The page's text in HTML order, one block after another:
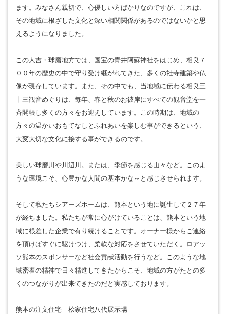
ます。みなさん親切で、心優しい方ばかりなのですが、これは、
その地域に根ざした文化と深い相関関係があるのではないかと思
えるようになりました。
この人吉・球磨地方では、国宝の青井阿蘇神社をはじめ、相良７
００年の歴史の中で守り受け継がれてきた、多くの社寺建築や仏
像が現存しています。また、その中でも、当地域に伝わる相良三
十三観音めぐりは、毎年、春と秋のお彼岸にすべての観音堂を一
斉開帳し多くの方々をお迎えしています。この時期は、地域の
方々の温かいおもてなしとふれあいを楽しむ事ができるという、
大変大切な文化に接する事ができるのです。
美しい球磨川や川辺川。または、季節を感じる山々など。このよ
うな環境こそ、心豊かな人間の基本かな～と感じさせられます。
そして私たちシアーズホームは、熊本という地に誕生して２７年
が経ちました。私たちが常に心がけていることは、熊本という地
域に根差した企業で有り続けることです。オーナー様からご連絡
を頂けばすぐに駆けつけ、柔軟な対応をさせていただく。ロアッ
ソ熊本のスポンサーなど社会貢献活動を行うなど。このような地
域密着の精神で日々精進してきたからこそ、地域の方がたとの多
くのつながりが出来てきたのだと実感しております。
熊本の注文住宅 桧家住宅八代展示場